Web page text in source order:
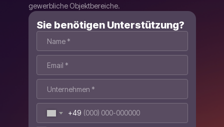
gewerbliche Objektbereiche.
Sie benötigen Unterstützung?
+49